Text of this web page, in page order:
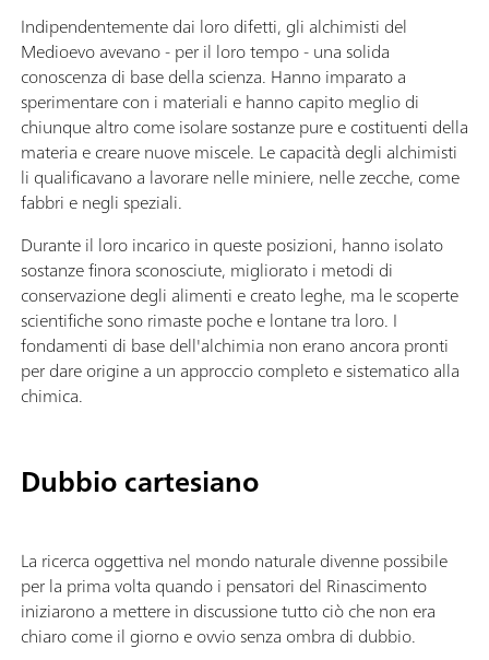
Indipendentemente dai loro difetti, gli alchimisti del
Medioevo avevano - per il loro tempo - una solida
conoscenza di base della scienza. Hanno imparato a
sperimentare con i materiali e hanno capito meglio di
chiunque altro come isolare sostanze pure e costituenti della
materia e creare nuove miscele. Le capacità degli alchimisti
li qualificavano a lavorare nelle miniere, nelle zecche, come
fabbri e negli speziali.
Durante il loro incarico in queste posizioni, hanno isolato
sostanze finora sconosciute, migliorato i metodi di
conservazione degli alimenti e creato leghe, ma le scoperte
scientifiche sono rimaste poche e lontane tra loro. I
fondamenti di base dell'alchimia non erano ancora pronti
per dare origine a un approccio completo e sistematico alla
chimica.
Dubbio cartesiano
La ricerca oggettiva nel mondo naturale divenne possibile
per la prima volta quando i pensatori del Rinascimento
iniziarono a mettere in discussione tutto ciò che non era
chiaro come il giorno e ovvio senza ombra di dubbio.